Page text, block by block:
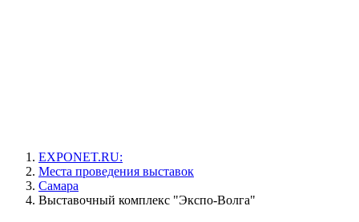
EXPONET.RU:
Места проведения выставок
Самара
Выставочный комплекс "Экспо-Волга"